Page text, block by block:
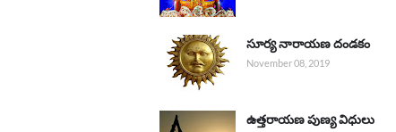
సూర్య నారాయణ దండకం
November 08, 2019
ఉత్తరాయణ పుణ్య విధులు